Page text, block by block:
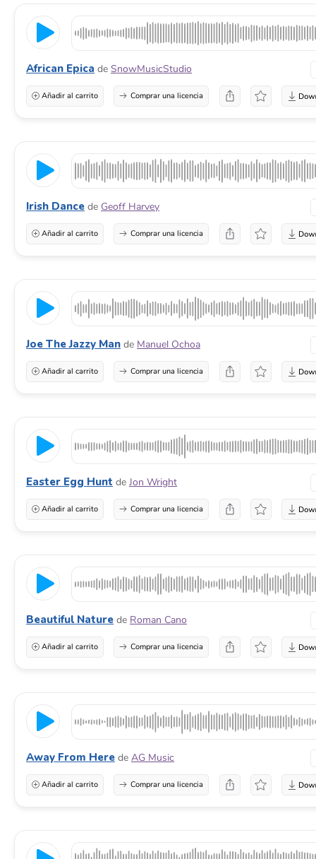
African Epica de SnowMusicStudio
Añadir al carrito Comprar una licencia
Irish Dance de Geoff Harvey
Añadir al carrito Comprar una licencia
Joe The Jazzy Man de Manuel Ochoa
Añadir al carrito Comprar una licencia
Easter Egg Hunt de Jon Wright
Añadir al carrito Comprar una licencia
Beautiful Nature de Roman Cano
Añadir al carrito Comprar una licencia
Away From Here de AG Music
Añadir al carrito Comprar una licencia